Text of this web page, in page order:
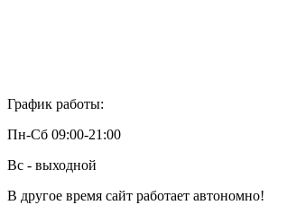
График работы:
Пн-Сб 09:00-21:00
Вс - выходной
В другое время сайт работает автономно!